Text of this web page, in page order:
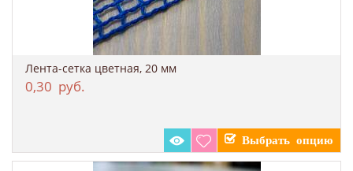
Лента-сетка цветная, 20 мм
0,30 руб.